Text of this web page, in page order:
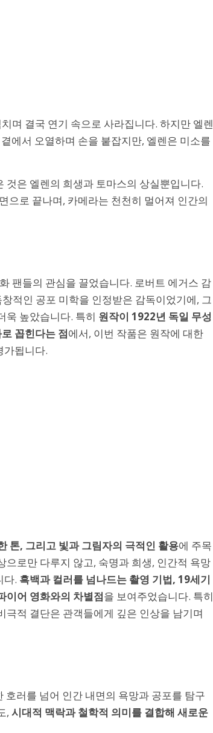
며 결국 연기 속으로 사라집니다. 하지만 엘렌
에서 오열하며 손을 붙잡지만, 엘렌은 미소를
은 엘렌의 희생과 토마스의 상실뿐입니다.
으로 끝나며, 카메라는 천천히 멀어져 인간의
팬들의 관심을 끌었습니다. 로버트 에거스 감
적인 공포 미학을 인정받은 감독이었기에, 그
욱 높았습니다. 특히 원작이 1922년 독일 무성
꼽힌다는 점에서, 이번 작품은 원작에 대한
가됩니다.
톤, 그리고 빛과 그림자의 극적인 활용에 주목
로만 다루지 않고, 숙명과 희생, 인간적 욕망
다. 흑백과 컬러를 넘나드는 촬영 기법, 19세기
이어 영화와의 차별점을 보여주었습니다. 특히
적 결단은 관객들에게 깊은 인상을 남기며
러를 넘어 인간 내면의 욕망과 공포를 탐구
, 시대적 맥락과 철학적 의미를 결합해 새로운